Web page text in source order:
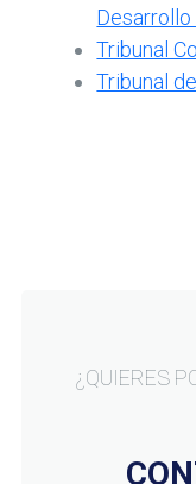
Tribunal
Tribunal
¿QUIERES